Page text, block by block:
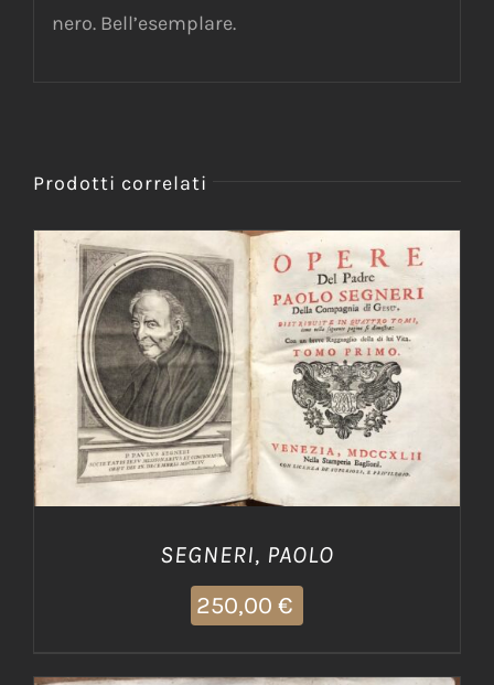
nero. Bell’esemplare.
Prodotti correlati
AGGIUNGI AL CARRELLO / DETTAGLI
SEGNERI, PAOLO
250,00 €